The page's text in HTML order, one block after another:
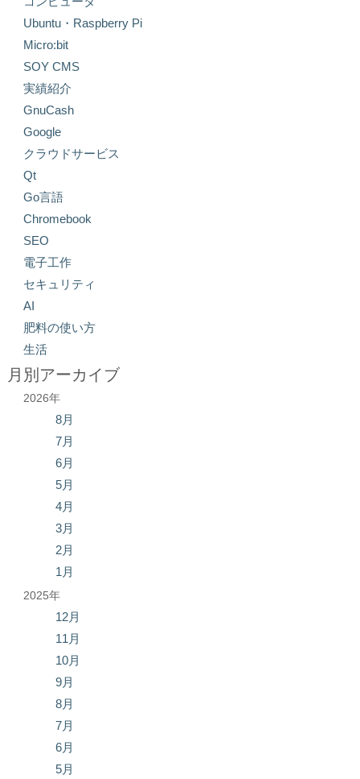
Ubuntu・Raspberry Pi
Micro:bit
SOY CMS
実績紹介
GnuCash
Google
クラウドサービス
Qt
Go言語
Chromebook
SEO
電子工作
セキュリティ
AI
肥料の使い方
生活
月別アーカイブ
2026年
8月
7月
6月
5月
4月
3月
2月
1月
2025年
12月
11月
10月
9月
8月
7月
6月
5月